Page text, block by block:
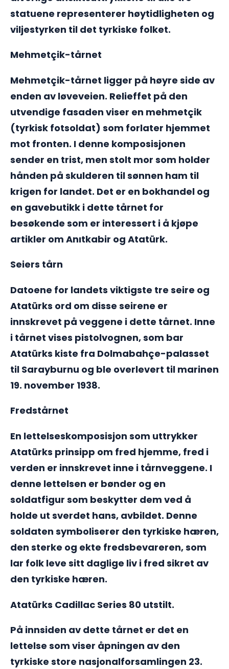
statuene representerer høytidligheten og
viljestyrken til det tyrkiske folket.
Mehmetçik-tårnet
Mehmetçik-tårnet ligger på høyre side av
enden av løveveien. Relieffet på den
utvendige fasaden viser en mehmetçik
(tyrkisk fotsoldat) som forlater hjemmet
mot fronten. I denne komposisjonen
sender en trist, men stolt mor som holder
hånden på skulderen til sønnen ham til
krigen for landet. Det er en bokhandel og
en gavebutikk i dette tårnet for
besøkende som er interessert i å kjøpe
artikler om Anıtkabir og Atatürk.
Seiers tårn
Datoene for landets viktigste tre seire og
Atatürks ord om disse seirene er
innskrevet på veggene i dette tårnet. Inne
i tårnet vises pistolvognen, som bar
Atatürks kiste fra Dolmabahçe-palasset
til Sarayburnu og ble overlevert til marinen
19. november 1938.
Fredstårnet
En lettelseskomposisjon som uttrykker
Atatürks prinsipp om fred hjemme, fred i
verden er innskrevet inne i tårnveggene. I
denne lettelsen er bønder og en
soldatfigur som beskytter dem ved å
holde ut sverdet hans, avbildet. Denne
soldaten symboliserer den tyrkiske hæren,
den sterke og ekte fredsbevareren, som
lar folk leve sitt daglige liv i fred sikret av
den tyrkiske hæren.
Atatürks Cadillac Series 80 utstilt.
På innsiden av dette tårnet er det en
lettelse som viser åpningen av den
tyrkiske store nasjonalforsamlingen 23.